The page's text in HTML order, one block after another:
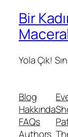
Bir
Yola Çık!
Blog
Hakkında
FAQs
Authors